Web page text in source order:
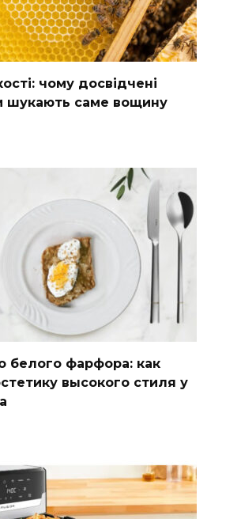
чому досвідчені
шукають саме вощину
белого фарфора: как
высокого стиля у